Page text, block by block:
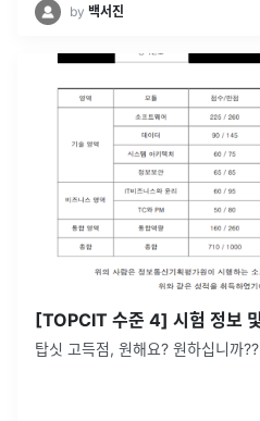
by 백서진
[TOPCIT 수준 4] 시험 정보
탑싯 고득점, 원해요? 원하십니까